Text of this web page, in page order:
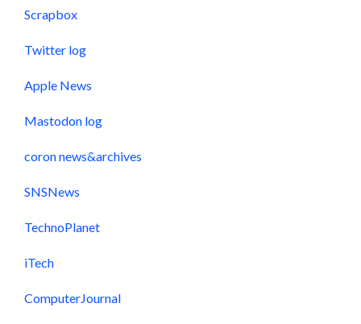
Scrapbox
Twitter log
Apple News
Mastodon log
coron news&archives
SNSNews
TechnoPlanet
iTech
ComputerJournal